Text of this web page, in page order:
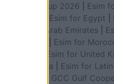
World Cup 2026
Esim
Esim for Egypt
United Arab Emirates
Esim for
Esim for United
for Africa
Esim for
Esim for GCC Gulf